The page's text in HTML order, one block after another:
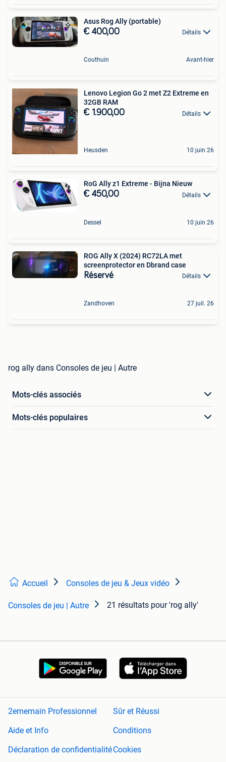
Asus Rog Ally (portable)
€ 400,00 Détails
Couthuin Avant-hier
Lenovo Legion Go 2 met Z2 Extreme en
32GB RAM
€ 1.900,00 Détails
Heusden 10 juin 26
RoG Ally z1 Extreme - Bijna Nieuw
€ 450,00 Détails
Dessel 10 juin 26
ROG Ally X (2024) RC72LA met
screenprotector en Dbrand case
Réservé Détails
Zandhoven 27 juil. 26
rog ally dans Consoles de jeu | Autre
Mots-clés associés
Mots-clés populaires
Accueil Consoles de jeu & Jeux vidéo
Consoles de jeu | Autre 21 résultats pour 'rog ally'
2ememain Professionnel
Sûr et Réussi
Aide et Info
Conditions
Déclaration de confidentialitéCookies